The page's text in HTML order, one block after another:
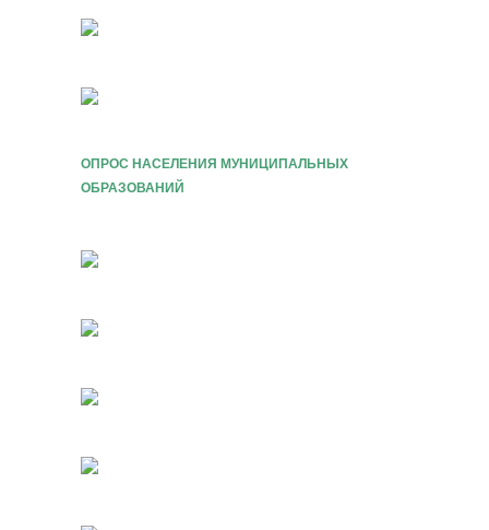
ОПРОС НАСЕЛЕНИЯ МУНИЦИПАЛЬНЫХ
ОБРАЗОВАНИЙ